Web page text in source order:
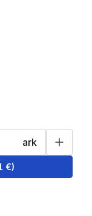
ark
€)